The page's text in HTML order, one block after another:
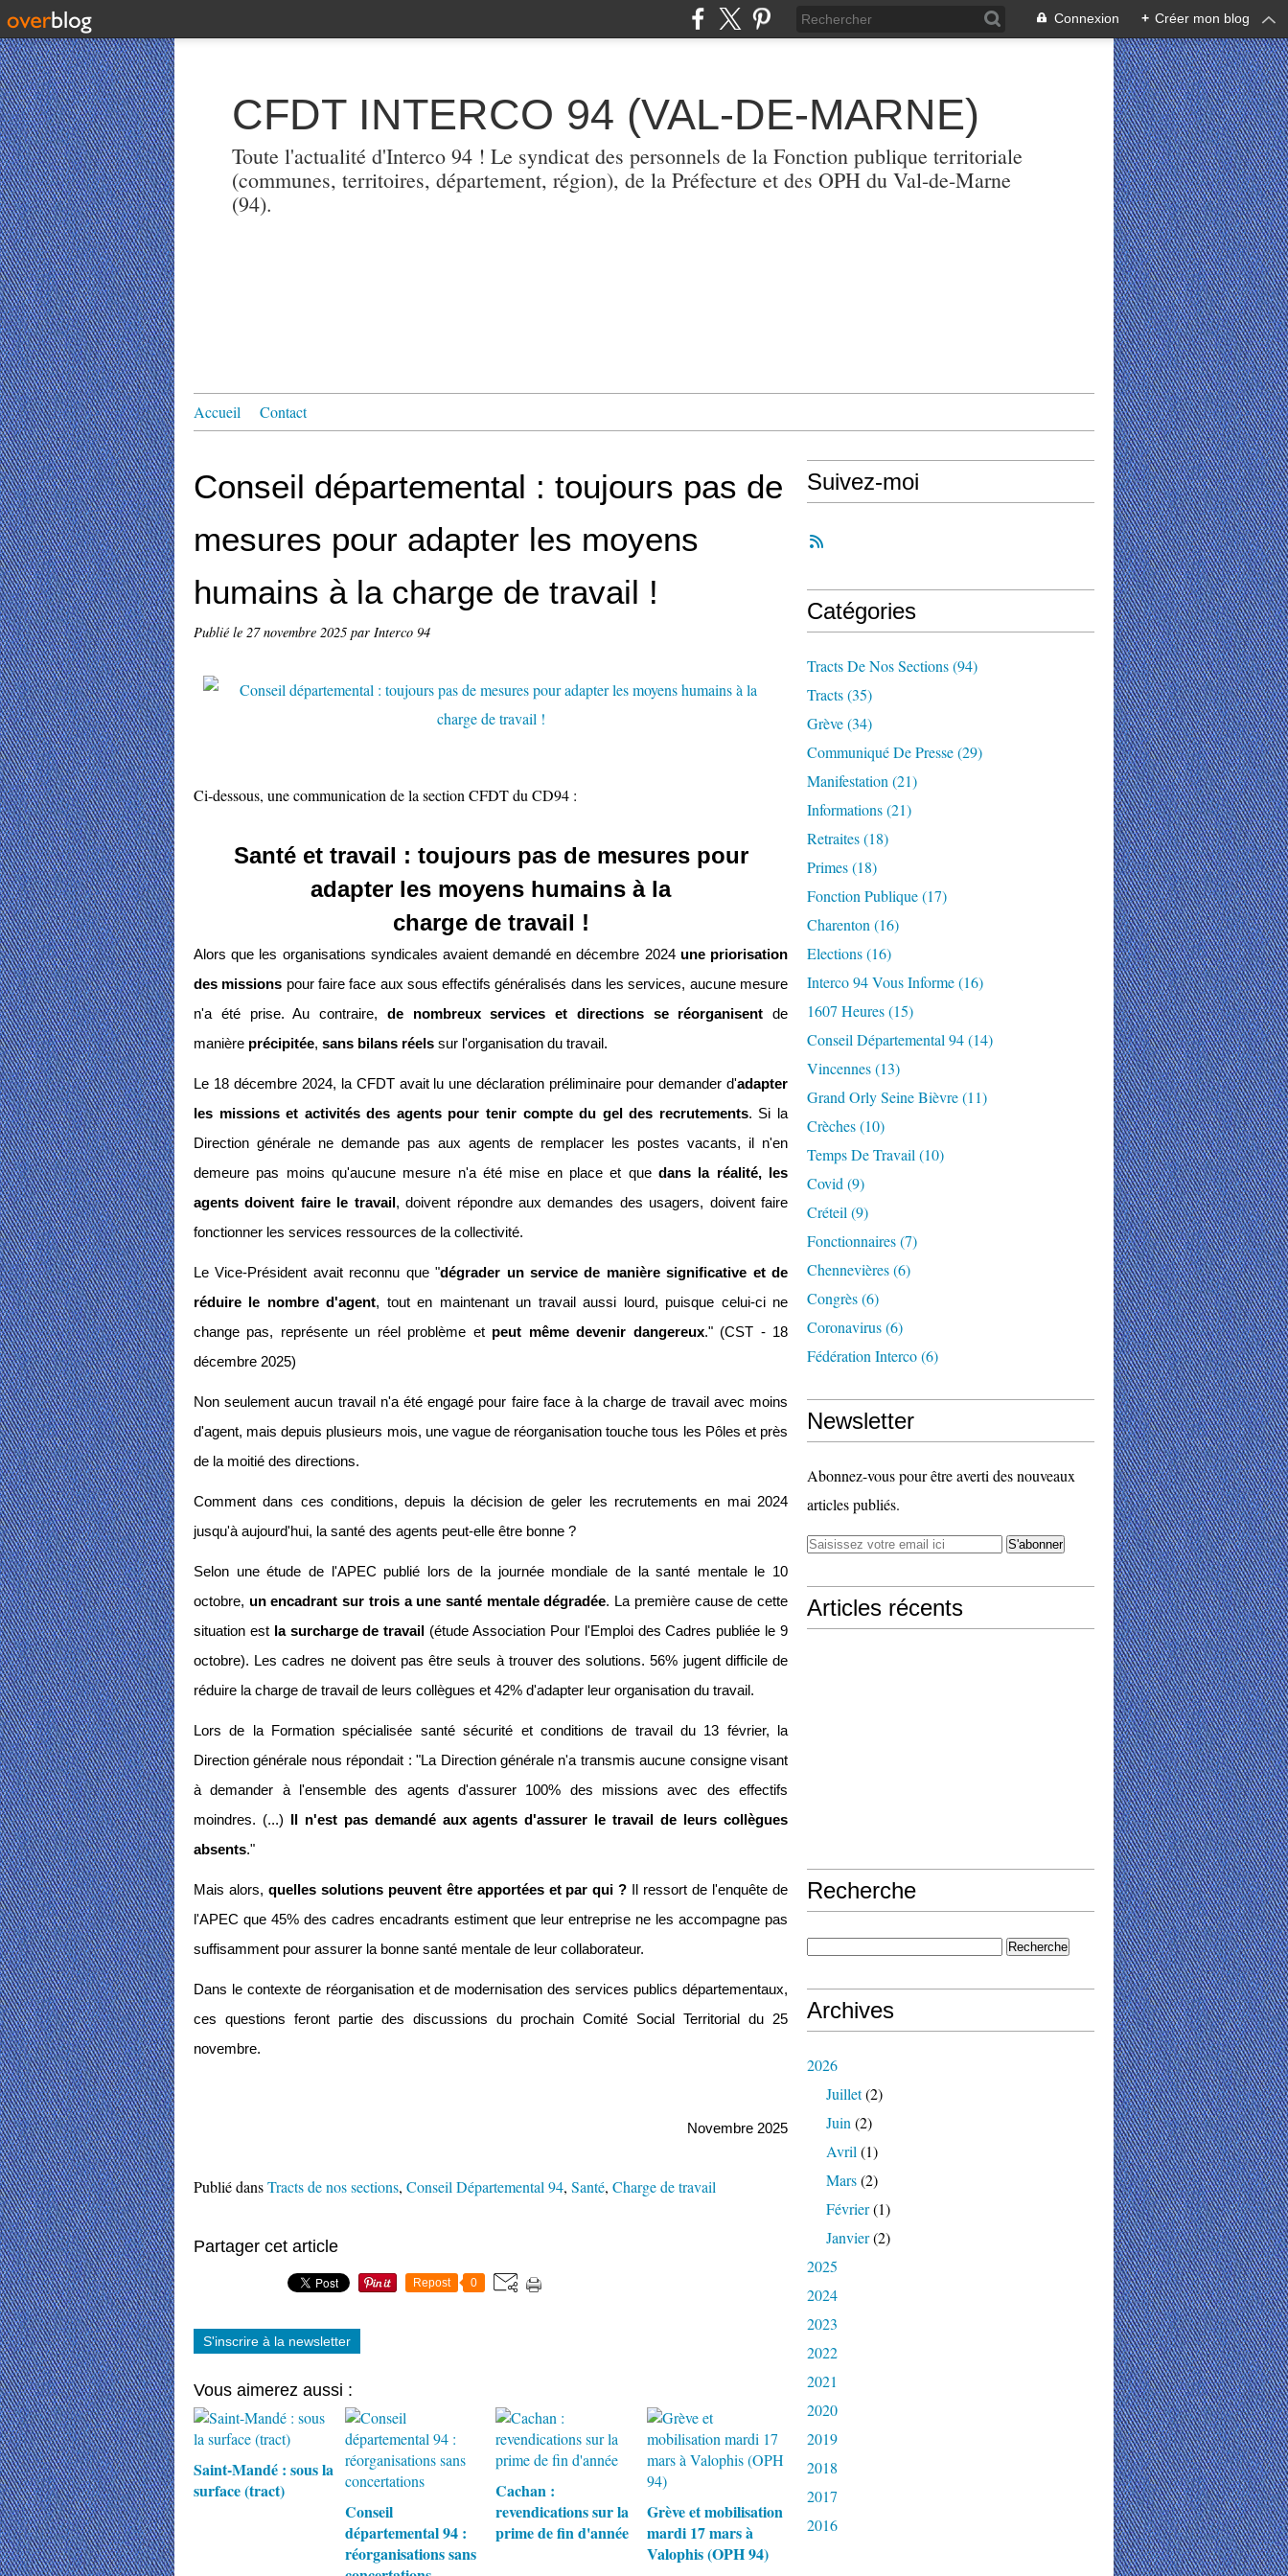
Connexion + Créer mon blog
CFDT INTERCO 94 (VAL-DE-MARNE)
Toute l'actualité d'Interco 94 ! Le syndicat des personnels de la Fonction publique territoriale
(communes, territoires, département, région), de la Préfecture et des OPH du Val-de-Marne
(94).
Accueil Contact
Conseil départemental : toujours pas de
mesures pour adapter les moyens
humains à la charge de travail !
Publié le 27 novembre 2025 par Interco 94
Ci-dessous, une communication de la section CFDT du CD94 :
Santé et travail : toujours pas de mesures pour
adapter les moyens humains à la
charge de travail !
Alors que les organisations syndicales avaient demandé en décembre 2024 une priorisation
des missions pour faire face aux sous effectifs généralisés dans les services, aucune mesure
n'a été prise. Au contraire, de nombreux services et directions se réorganisent de
manière précipitée, sans bilans réels sur l'organisation du travail.
Le 18 décembre 2024, la CFDT avait lu une déclaration préliminaire pour demander d'adapter
les missions et activités des agents pour tenir compte du gel des recrutements. Si la
Direction générale ne demande pas aux agents de remplacer les postes vacants, il n'en
demeure pas moins qu'aucune mesure n'a été mise en place et que dans la réalité, les
agents doivent faire le travail , doivent répondre aux demandes des usagers, doivent faire
fonctionner les services ressources de la collectivité.
Le Vice-Président avait reconnu que "dégrader un service de manière significative et de
réduire le nombre d'agent, tout en maintenant un travail aussi lourd, puisque celui-ci ne
change pas, représente un réel problème etpeut même devenir dangereux." (CST - 18
décembre 2025)
Non seulement aucun travail n'a été engagé pour faire face à la charge de travail avec moins
d'agent, mais depuis plusieurs mois, une vague de réorganisation touche tous les Pôles et près
de la moitié des directions.
Comment dans ces conditions, depuis la décision de geler les recrutements en mai 2024
jusqu'à aujourd'hui, la santé des agents peut-elle être bonne ?
Selon une étude de l'APEC publié lors de la journée mondiale de la santé mentale le 10
octobre, un encadrant sur trois a une santé mentale dégradée. La première cause de cette
situation est la surcharge de travail
(étude Association Pour l'Emploi des Cadres publiée le 9
octobre). Les cadres ne doivent pas être seuls à trouver des solutions. 56% jugent difficile de
réduire la charge de travail de leurs collègues et 42% d'adapter leur organisation du travail.
Lors de la Formation spécialisée santé sécurité et conditions de travail du 13 février, la
Direction générale nous répondait : "La Direction générale n'a transmis aucune consigne visant
à demander à l'ensemble des agents d'assurer 100% des missions avec des effectifs
moindres. (...)
Il n'est pas demandé aux agents d'assurer le travail de leurs collègues
absents."
Mais alors, quelles solutions peuvent être apportées et par qui ? Il ressort de l'enquête de
l'APEC que 45% des cadres encadrants estiment que leur entreprise ne les accompagne pas
suffisamment pour assurer la bonne santé mentale de leur collaborateur.
Dans le contexte de réorganisation et de modernisation des services publics départementaux,
ces questions feront partie des discussions du prochain Comité Social Territorial du 25
novembre.
Novembre 2025
Publié dansTracts de nos sections, Conseil Départemental 94, Santé, Charge de travail
Partager cet article
Repost 0
S'inscrire à la newsletter
Vous aimerez aussi :
Saint-Mandé : sous la
surface (tract)
Conseil
départemental 94 :
réorganisations sans
Cachan :
revendications sur la
prime de fin d'année
Grève et mobilisation
mardi 17 mars à
Valophis (OPH 94)
Suivez-moi
Catégories
Tracts De Nos Sections(94)
Tracts(35)
Grève(34)
Communiqué De Presse(29)
Manifestation (21)
Informations(21)
Retraites(18)
Primes(18)
Fonction Publique(17)
Charenton (16)
Elections(16)
Interco 94 Vous Informe(16)
1607 Heures(15)
Conseil Départemental 94(14)
Vincennes(13)
Grand Orly Seine Bièvre(11)
Crèches(10)
Temps De Travail (10)
Covid (9)
Créteil (9)
Fonctionnaires(7)
Chennevières(6)
Congrès(6)
Coronavirus(6)
Fédération Interco(6)
Newsletter
Abonnez-vous pour être averti des nouveaux
articles publiés.
Articles récents
Recherche
Archives
2026
Juillet(2)
Juin (2)
Avril (1)
Mars(2)
Février(1)
Janvier(2)
2025
2024
2023
2022
2021
2020
2019
2018
2017
2016